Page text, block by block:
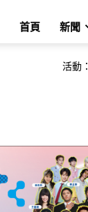
首頁 新聞
活動：